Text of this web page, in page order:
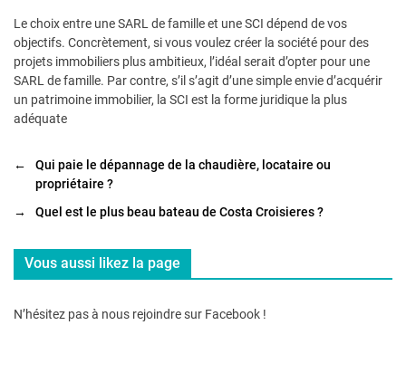
Le choix entre une SARL de famille et une SCI dépend de vos
objectifs. Concrètement, si vous voulez créer la société pour des
projets immobiliers plus ambitieux, l’idéal serait d’opter pour une
SARL de famille. Par contre, s’il s’agit d’une simple envie d’acquérir
un patrimoine immobilier, la SCI est la forme juridique la plus
adéquate
←
Qui paie le dépannage de la chaudière, locataire ou
propriétaire ?
→
Quel est le plus beau bateau de Costa Croisieres ?
Vous aussi likez la page
N’hésitez pas à nous rejoindre sur Facebook !